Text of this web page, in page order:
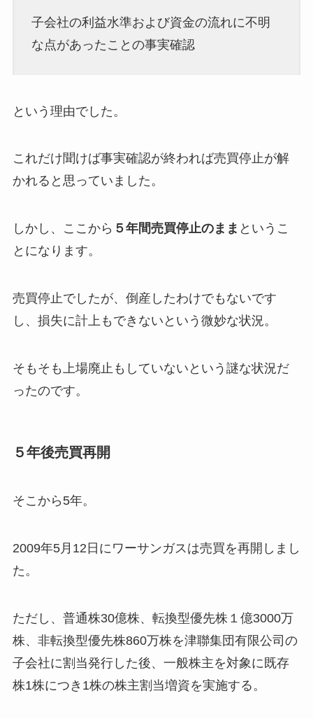
子会社の利益水準および資金の流れに不明
な点があったことの事実確認
という理由でした。
これだけ聞けば事実確認が終われば売買停止が解
かれると思っていました。
しかし、ここから ５年間売買停止のまま というこ
とになります。
売買停止でしたが、倒産したわけでもないです
し、損失に計上もできないという微妙な状況。
そもそも上場廃止もしていないという謎な状況だ
ったのです。
５年後売買再開
そこから5年。
2009年5月12日にワーサンガスは売買を再開しまし
た。
ただし、普通株30億株、転換型優先株１億3000万
株、非転換型優先株860万株を津聯集団有限公司の
子会社に割当発行した後、一般株主を対象に既存
株1株につき1株の株主割当増資を実施する。